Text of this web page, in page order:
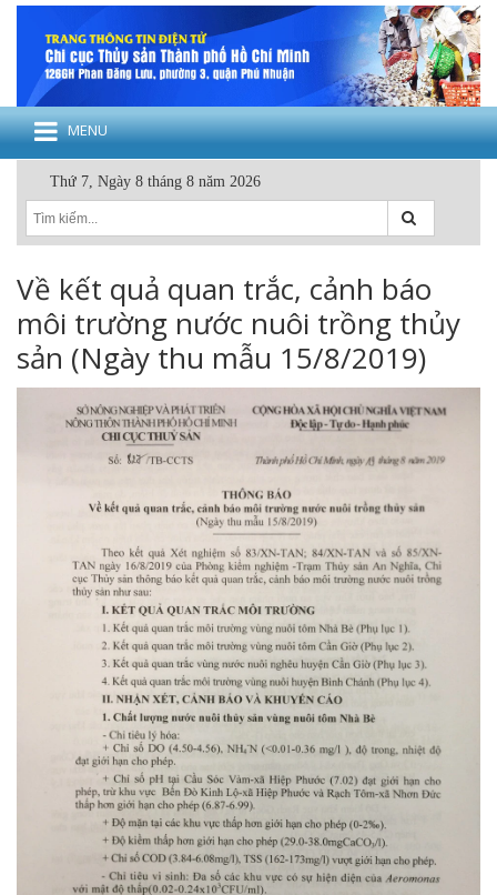
MENU
Thứ 7, Ngày 8 tháng 8 năm 2026
Về kết quả quan trắc, cảnh báo
môi trường nước nuôi trồng thủy
sản (Ngày thu mẫu 15/8/2019)